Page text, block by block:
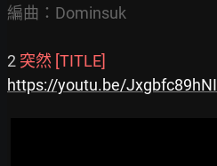
編曲：Dominsuk
2 突然 [TITLE]
https://youtu.be/Jxgbfc89hNI